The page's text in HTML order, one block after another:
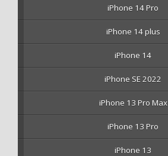
iPhone 14 Pro
iPhone 14 plus
iPhone 14
iPhone SE 2022
iPhone 13 Pro Max
iPhone 13 Pro
iPhone 13